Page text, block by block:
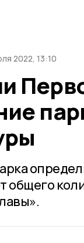
2022, 13:10
общего